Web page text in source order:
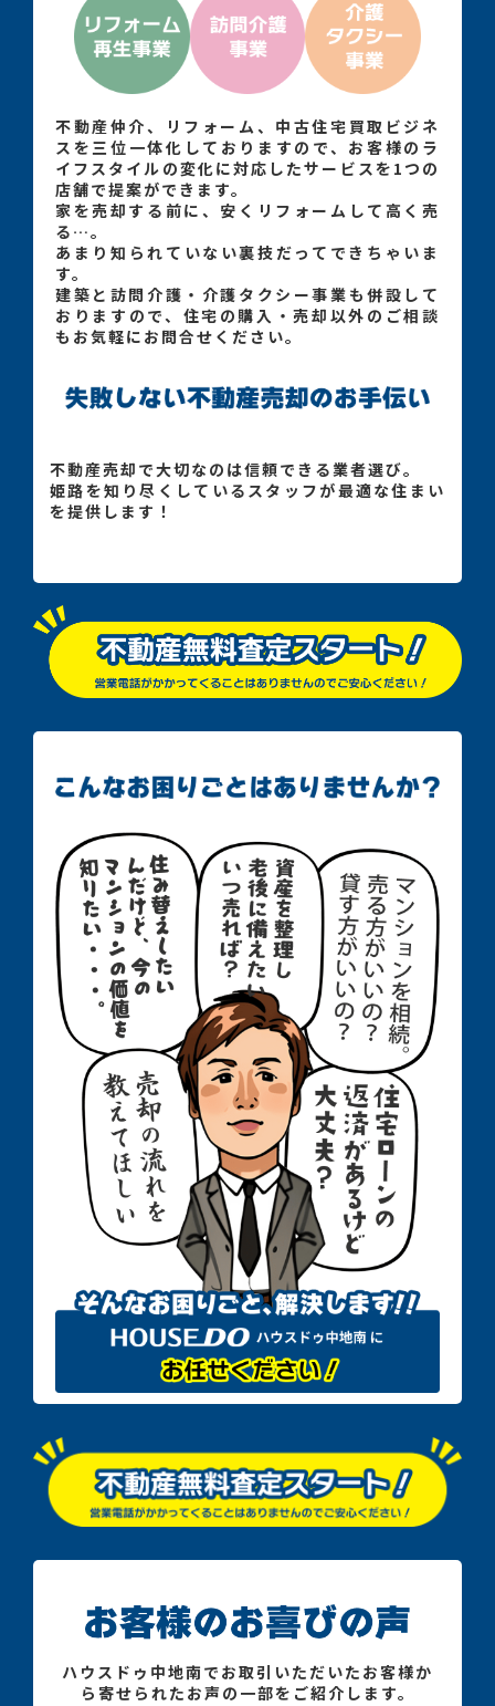
不動産仲介、リフォーム、中古住宅買取ビジネ
スを三位一体化しておりますので、お客様のラ
イフスタイルの変化に対応したサービスを1つの
店舗で提案ができます。
家を売却する前に、安くリフォームして高く売
る…。
あまり知られていない裏技だってできちゃいま
す。
建築と訪問介護・介護タクシー事業も併設して
おりますので、住宅の購入・売却以外のご相談
もお気軽にお問合せください。
不動産売却で大切なのは信頼できる業者選び。
姫路を知り尽くしているスタッフが最適な住まい
を提供します！
ハウスドゥ中地南でお取引いただいたお客様か
ら寄せられたお声の一部をご紹介します。